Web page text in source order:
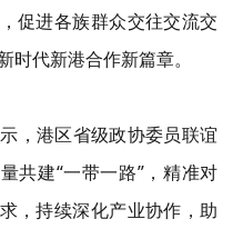
促进各族群众交往交流交
时代新港合作新篇章。
，港区省级政协委员联谊
共建“一带一路”，精准对
，持续深化产业协作，助